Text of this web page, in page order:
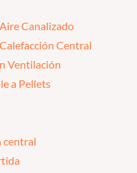
Canalizado
Central
Ventilación
a Pellets
central